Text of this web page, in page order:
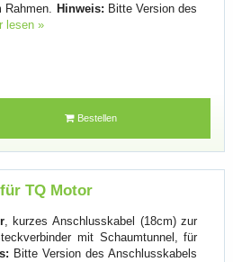
Hinweis: Bitte Version des
lesen »
Bestellen
TQ Motor
, kurzes Anschlusskabel (18cm) zur
mit Schaumtunnel, für
Bitte Version des Anschlusskabels